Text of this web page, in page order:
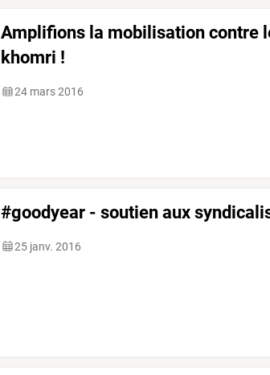
Amplifions la mobilisation contre
khomri !
24 mars 2016
#goodyear - soutien aux
25 janv. 2016